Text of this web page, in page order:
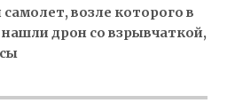
возле которого в
дрон со взрывчаткой,